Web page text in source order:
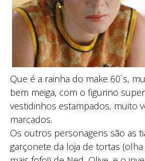
Que é a rainha do make 60`s,
bem meiga, com o figurino
vestidinhos estampados, muito
marcados.
Os outros personagens são as
garçonete da loja de tortas